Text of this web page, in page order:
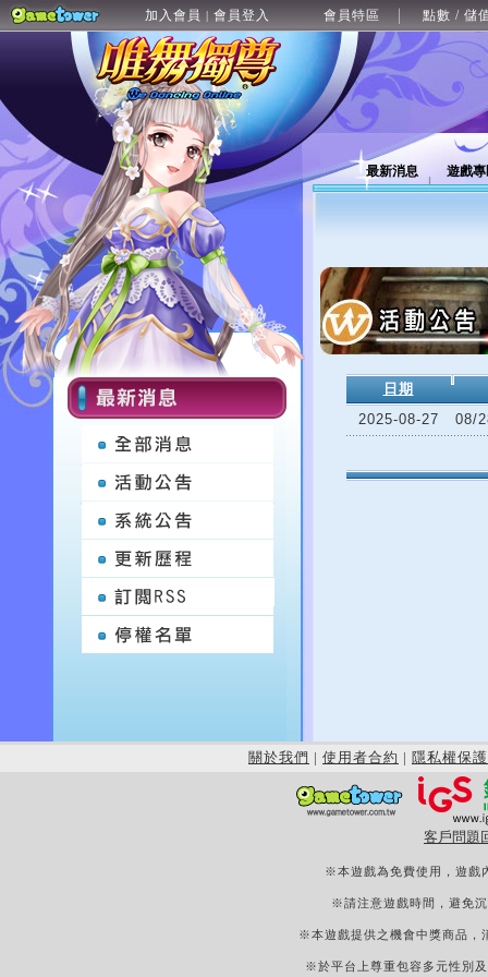
加入會員 | 會員登入 會員特區 點數 / 儲
最新消息 遊戲
日期
2025-08-27
08/
關於我們 | 使用者合約 | 隱私權保護
客戶問題
※本遊戲為免費使用，遊戲
※請注意遊戲時間，避免
※本遊戲提供之機會中獎商品，
※於平台上尊重包容多元性別